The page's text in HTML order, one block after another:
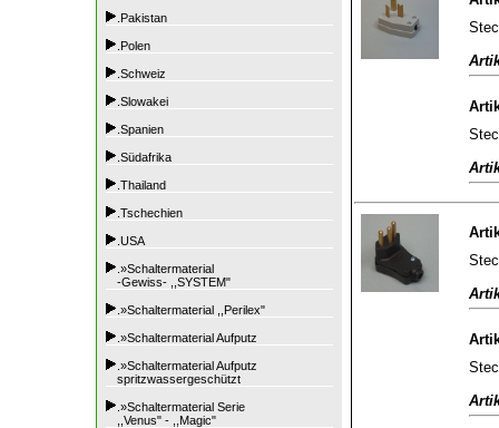
.Pakistan
.Polen
.Schweiz
.Slowakei
.Spanien
.Südafrika
.Thailand
.Tschechien
.USA
.»Schaltermaterial
-Gewiss- ,,SYSTEM"
.»Schaltermaterial ,,Perilex"
.»Schaltermaterial Aufputz
.»Schaltermaterial Aufputz
spritzwassergeschützt
.»Schaltermaterial Serie
,,Venus" - ,,Magic"